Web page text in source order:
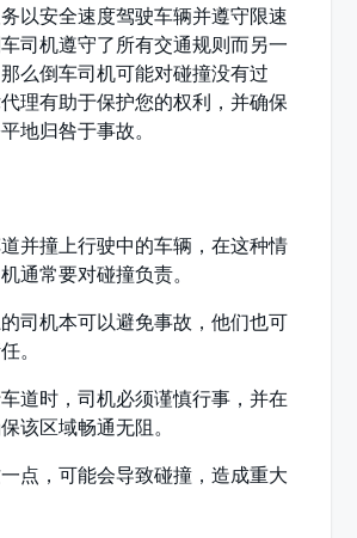
以安全速度驾驶车辆并遵守限速
司机遵守了所有交通规则而另一
么倒车司机可能对碰撞没有过
理有助于保护您的权利，并确保
地归咎于事故。
并撞上行驶中的车辆，在这种情
通常要对碰撞负责。
司机本可以避免事故，他们也可
。
道时，司机必须谨慎行事，并在
该区域畅通无阻。
点，可能会导致碰撞，造成重大